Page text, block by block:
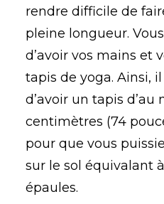
rendre difficile de
pleine longueur.
d’avoir vos mains et
tapis de yoga. Ainsi,
d’avoir un tapis d’au
centimètres (74
pour que vous
sur le sol équivalant
épaules.